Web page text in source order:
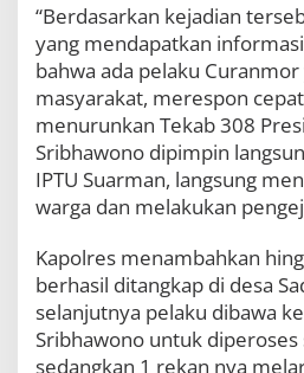
“Berdasarkan kejadian
yang mendapatkan
bahwa ada pelaku
masyarakat, merespon
menurunkan Tekab 308
Sribhawono dipimpin
IPTU Suarman, langsung
warga dan melakukan
Kapolres menambahkan
berhasil ditangkap di desa
selanjutnya pelaku dibawa
Sribhawono untuk diperoses
sedangkan 1 rekan nya